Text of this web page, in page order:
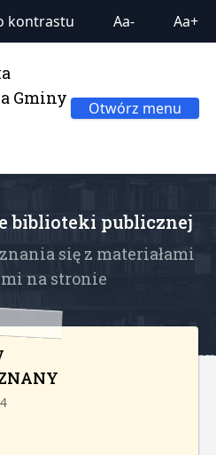
kontrastu Aa- Aa+
Gminy
Otwórz menu
biblioteki publicznej
się z materiałami
na stronie